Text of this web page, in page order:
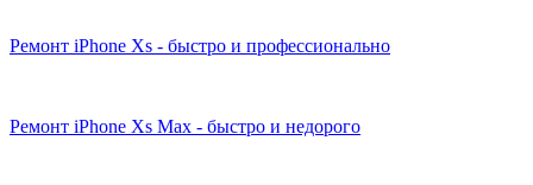
Ремонт iPhone Xs - быстро и профессионально
Ремонт iPhone Xs Max - быстро и недорого